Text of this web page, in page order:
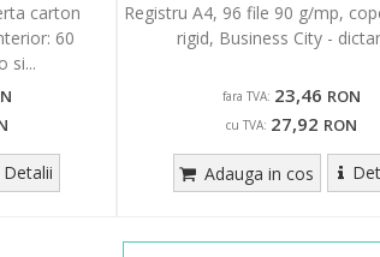
carton
60
si...
Detalii
Registru A4, 96 file 90 g/mp,
rigid, Business City -
fara TVA: 23,46 RON
cu TVA: 27,92 RON
Adauga in cos